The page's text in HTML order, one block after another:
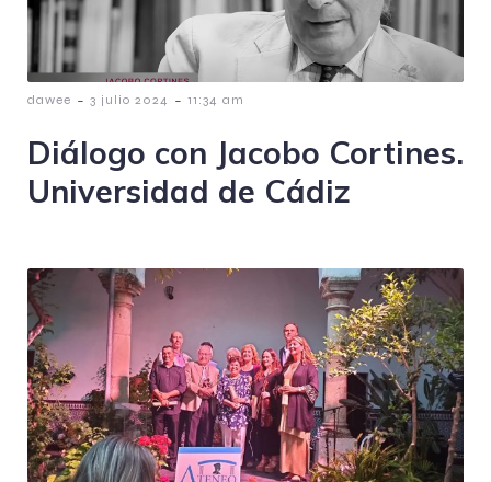
dawee - 3 julio 2024 - 11:34 am
Diálogo con Jacobo Cortines.
Universidad de Cádiz